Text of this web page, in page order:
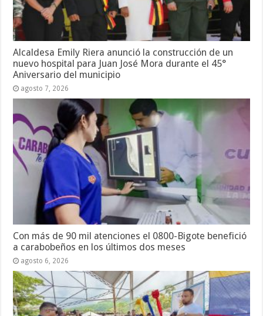
Alcaldesa Emily Riera anunció la construcción de un
nuevo hospital para Juan José Mora durante el 45°
Aniversario del municipio
agosto 7, 2026
Con más de 90 mil atenciones el 0800-Bigote benefició
a carabobeños en los últimos dos meses
agosto 6, 2026